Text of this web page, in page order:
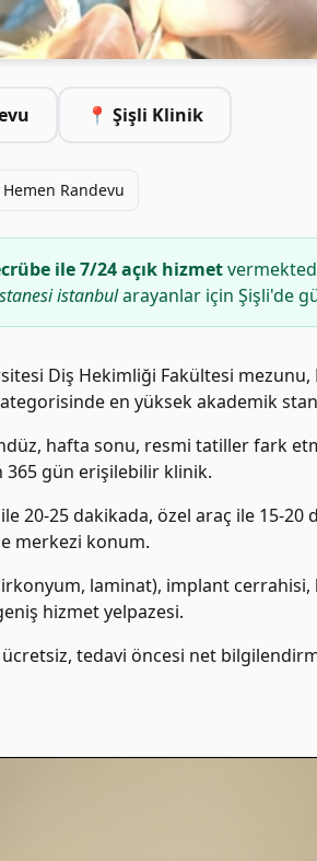
📍 Şişli Klinik
Hemen Randevu
ile 7/24 açık hizmet
istanbularayanlar için Şişli'de
Diş Hekimliği Fakültesi
en yüksek akademik
hafta sonu, resmi tatiller fark
gün erişilebilir klinik.
20-25 dakikada, özel araç ile 15-20
merkezi konum.
laminat), implant cerrahisi,
hizmet yelpazesi.
tedavi öncesi net